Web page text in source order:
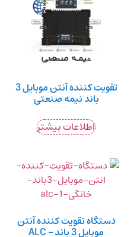
تقویت کننده آنتن موبایل 3
باند نیمه صنعتی
اطلاعات بیشتر
دستگاه تقویت کننده آنتن
موبایل 3 باند – ALC